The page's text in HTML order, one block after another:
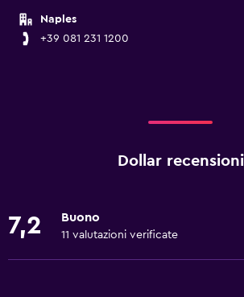
Naples
+39 081 231 1200
Dollar recensioni
7,2 Buono
11 valutazioni verificate